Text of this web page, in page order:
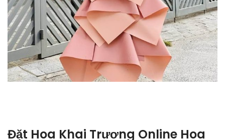
Đặt Hoa Khai Trương Online Hoa